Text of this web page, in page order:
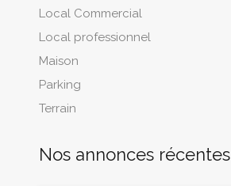
Local Commercial
Local professionnel
Maison
Parking
Terrain
Nos annonces récentes